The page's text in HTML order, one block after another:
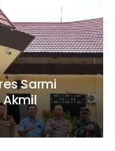
Sarmi